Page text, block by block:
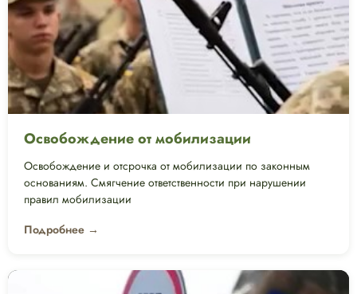
Освобождение от мобилизации
Освобождение и отсрочка от мобилизации по законным
основаниям. Смягчение ответственности при нарушении
правил мобилизации
Подробнее →